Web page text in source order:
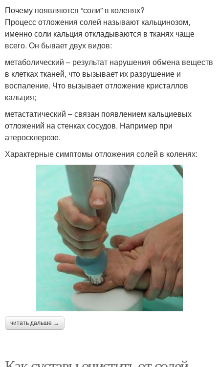
Почему появляются “соли” в коленях?
Процесс отложения солей называют кальцинозом,
именно соли кальция откладываются в тканях чаще
всего. Он бывает двух видов:
метаболический – результат нарушения обмена веществ
в клетках тканей, что вызывает их разрушение и
воспаление. Что вызывает отложение кристаллов
кальция;
метастатический – связан появлением кальциевых
отложений на стенках сосудов. Например при
атеросклерозе.
Характерные симптомы отложения солей в коленях:
читать дальше →